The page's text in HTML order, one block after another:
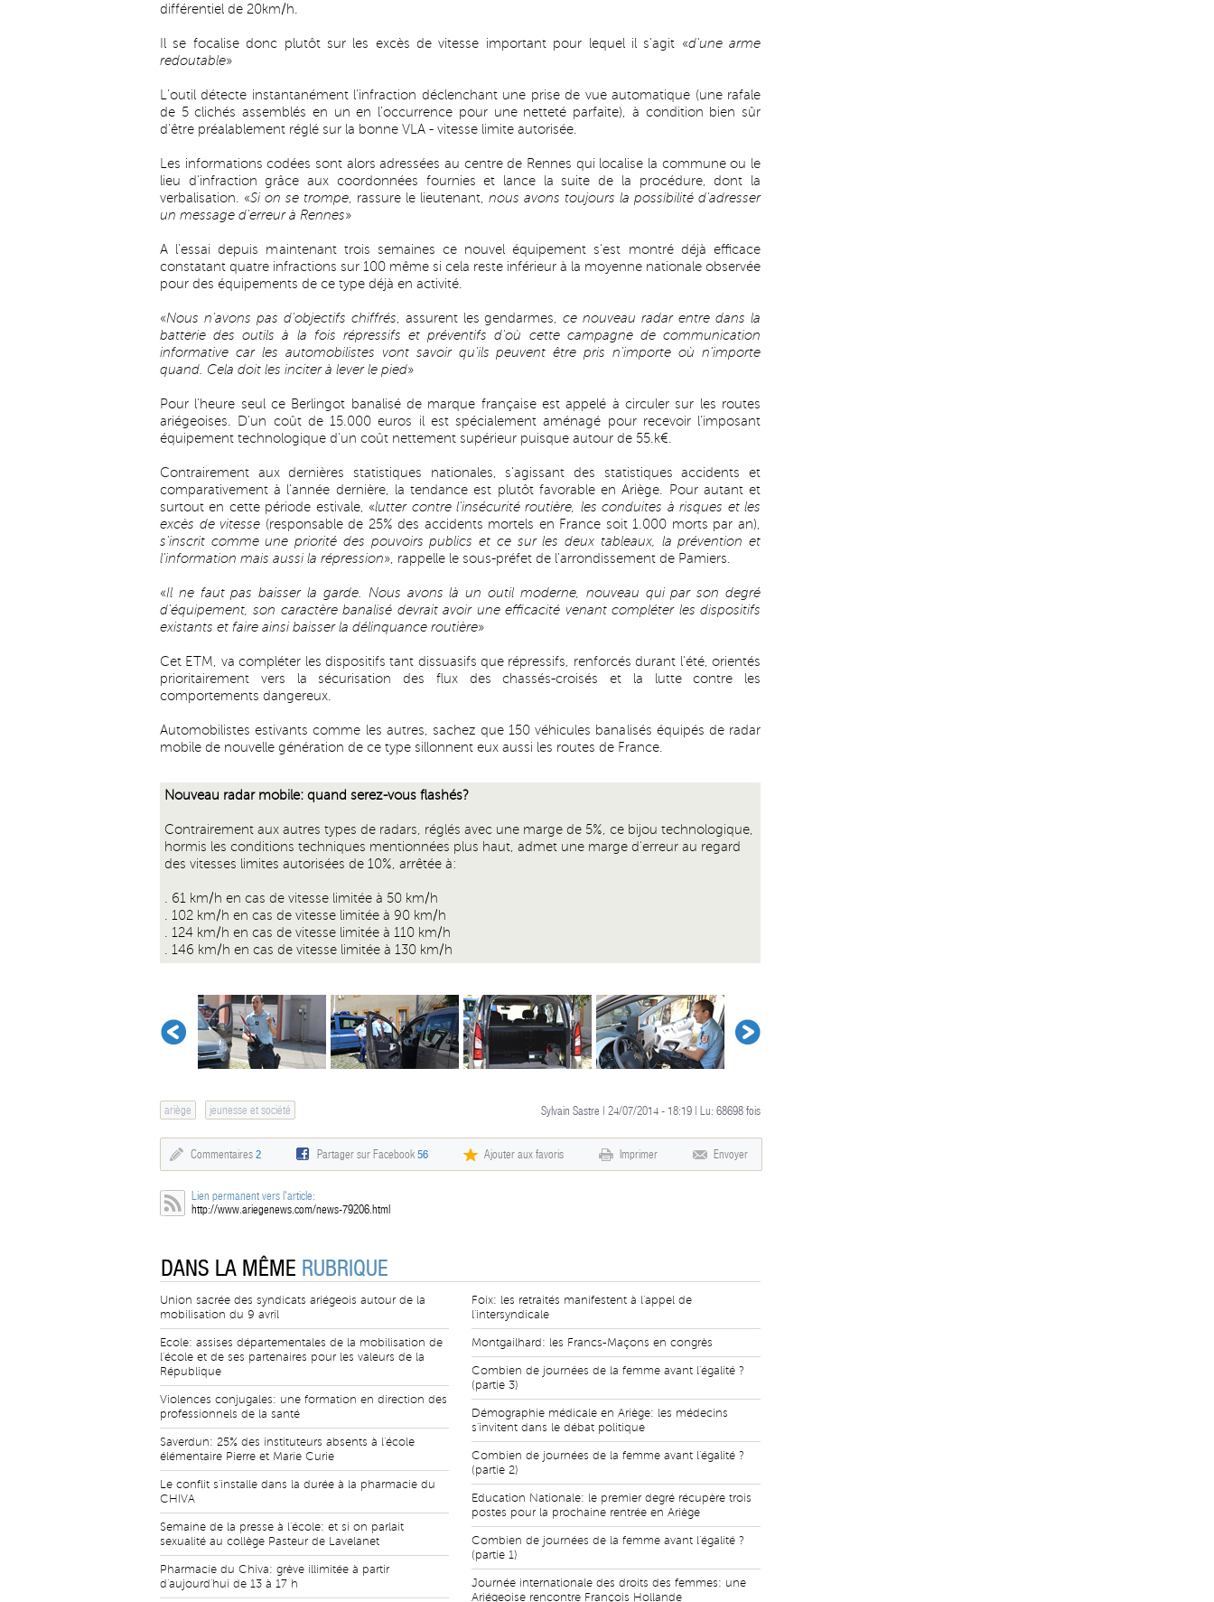
différentiel de 20km/h.
Il se focalise donc plutôt sur les excès de vitesse important pour lequel il s'agit «d'une arme
redoutable»
L'outil détecte instantanément l'infraction déclenchant une prise de vue automatique (une rafale
de 5 clichés assemblés en un en l'occurrence pour une netteté parfaite), à condition bien sûr
d'être préalablement réglé sur la bonne VLA - vitesse limite autorisée.
Les informations codées sont alors adressées au centre de Rennes qui localise la commune ou le
lieu d'infraction grâce aux coordonnées fournies et lance la suite de la procédure, dont la
verbalisation. «Si on se trompe , rassure le lieutenant, nous avons toujours la possibilité d'adresser
un message d'erreur à Rennes»
A l'essai depuis maintenant trois semaines ce nouvel équipement s'est montré déjà efficace
constatant quatre infractions sur 100 même si cela reste inférieur à la moyenne nationale observée
pour des équipements de ce type déjà en activité.
«Nous n'avons pas d'objectifs chiffrés , assurent les gendarmes,ce nouveau radar entre dans la
batterie des outils à la fois répressifs et préventifs d'où cette campagne de communication
informative car les automobilistes vont savoir qu'ils peuvent être pris n'importe où n'importe
quand. Cela doit les inciter à lever le pied»
Pour l'heure seul ce Berlingot banalisé de marque française est appelé à circuler sur les routes
ariégeoises. D'un coût de 15.000 euros il est spécialement aménagé pour recevoir l'imposant
équipement technologique d'un coût nettement supérieur puisque autour de 55.k€.
Contrairement aux dernières statistiques nationales, s'agissant des statistiques accidents et
comparativement à l'année dernière, la tendance est plutôt favorable en Ariège. Pour autant et
surtout en cette période estivale, «lutter contre l'insécurité routière, les conduites à risques et les
excès de vitesse (responsable de 25% des accidents mortels en France soit 1.000 morts par an),
s'inscrit comme une priorité des pouvoirs publics et ce sur les deux tableaux, la prévention et
l'information mais aussi la répression», rappelle le sous-préfet de l'arrondissement de Pamiers.
«Il ne faut pas baisser la garde. Nous avons là un outil moderne, nouveau qui par son degré
d'équipement, son caractère banalisé devrait avoir une efficacité venant compléter les dispositifs
existants et faire ainsi baisser la délinquance routière»
Cet ETM, va compléter les dispositifs tant dissuasifs que répressifs, renforcés durant l'été, orientés
prioritairement vers la sécurisation des flux des chassés-croisés et la lutte contre les
comportements dangereux.
Automobilistes estivants comme les autres, sachez que 150 véhicules banalisés équipés de radar
mobile de nouvelle génération de ce type sillonnent eux aussi les routes de France.
Nouveau radar mobile: quand serez-vous flashés?
Contrairement aux autres types de radars, réglés avec une marge de 5%, ce bijou technologique,
hormis les conditions techniques mentionnées plus haut, admet une marge d'erreur au regard
des vitesses limites autorisées de 10%, arrêtée à:
. 61 km/h en cas de vitesse limitée à 50 km/h
. 102 km/h en cas de vitesse limitée à 90 km/h
. 124 km/h en cas de vitesse limitée à 110 km/h
. 146 km/h en cas de vitesse limitée à 130 km/h
ariège jeunesse et société Sylvain Sastre | 24/07/2014 - 18:19 | Lu: 68698 fois
Commentaires 2 Partager sur Facebook56 Ajouter aux favoris Imprimer Envoyer
Lien permanent vers l'article:
http://www.ariegenews.com/news-79206.html
DANS LA MÊME RUBRIQUE
Union sacrée des syndicats ariégeois autour de la
mobilisation du 9 avril
Ecole: assises départementales de la mobilisation de
l'école et de ses partenaires pour les valeurs de la
République
Violences conjugales: une formation en direction des
professionnels de la santé
Saverdun: 25% des instituteurs absents à l'école
élémentaire Pierre et Marie Curie
Le conflit s'installe dans la durée à la pharmacie du
CHIVA
Semaine de la presse à l'école: et si on parlait
sexualité au collège Pasteur de Lavelanet
Pharmacie du Chiva: grève illimitée à partir
d'aujourd'hui de 13 à 17 h
Foix: les retraités manifestent à l'appel de
l'intersyndicale
Montgailhard: les Francs-Maçons en congrès
Combien de journées de la femme avant l'égalité ?
(partie 3)
Démographie médicale en Ariège: les médecins
s'invitent dans le débat politique
Combien de journées de la femme avant l'égalité ?
(partie 2)
Education Nationale: le premier degré récupère trois
postes pour la prochaine rentrée en Ariège
Combien de journées de la femme avant l'égalité ?
(partie 1)
Journée internationale des droits des femmes: une
Ariégeoise rencontre François Hollande